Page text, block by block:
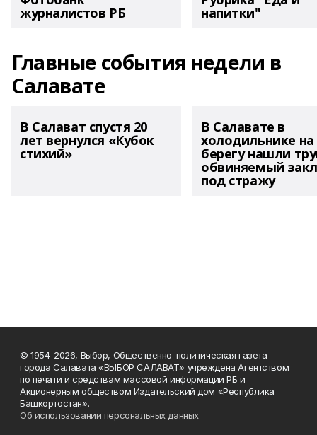
журналистов РБ напитки"
Главные события недели в
Салавате
В Салават спустя 20
лет вернулся «Кубок
стихий»
В Салавате в
холодильнике на
берегу нашли
обвиняемый
под стражу
© 1954-2026, Выбор, Общественно-политическая газета
города Салавата «ВЫБОР САЛАВАТ» учреждена Агентством
по печати и средствам массовой информации РБ и
Акционерным обществом Издательский дом «Республика
Башкортостан».
Об использовании персональных данных